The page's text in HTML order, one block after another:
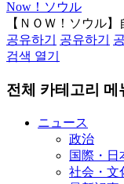
Now！ソウル
【ＮＯＷ！ソウル
공유하기
공유하기
검색 열기
전체 카테고리 메
ニュース
政治
国際・日
社会・文